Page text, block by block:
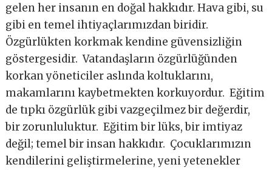
gelen her insanın en doğal hakkıdır. Hava gibi, su
gibi en temel ihtiyaçlarımızdan biridir.
Özgürlükten korkmak kendine güvensizliğin
göstergesidir. Vatandaşların özgürlüğünden
korkan yöneticiler aslında koltuklarını,
makamlarını kaybetmekten korkuyordur. Eğitim
de tıpkı özgürlük gibi vazgeçilmez bir değerdir,
bir zorunluluktur. Eğitim bir lüks, bir imtiyaz
değil; temel bir insan hakkıdır. Çocuklarımızın
kendilerini geliştirmelerine, yeni yetenekler